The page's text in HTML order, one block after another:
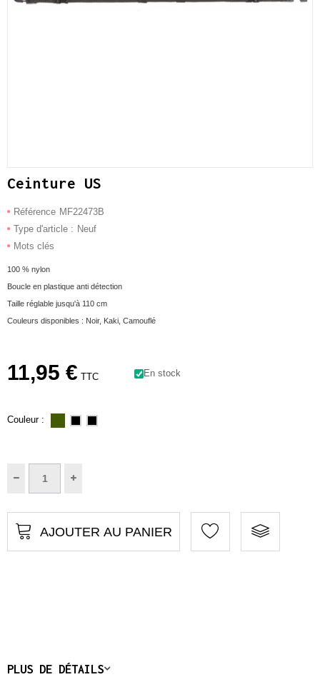
Ceinture US
Référence MF22473B
Type d'article : Neuf
Mots clés
100 % nylon
Boucle en plastique anti détection
Taille réglable jusqu'à 110 cm
Couleurs disponibles : Noir, Kaki, Camouflé
11,95 € TTC En stock
Couleur :
AJOUTER AU PANIER
PLUS DE DÉTAILS